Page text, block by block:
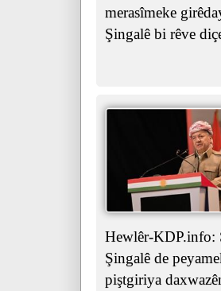
merasîmeke
Şingalê bi rêve
Hewlêr-KDP.info:
Şingalê de
piştgiriya